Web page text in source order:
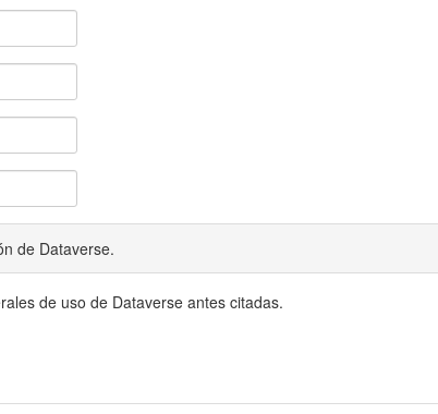
de Dataverse.
de uso de Dataverse antes citadas.